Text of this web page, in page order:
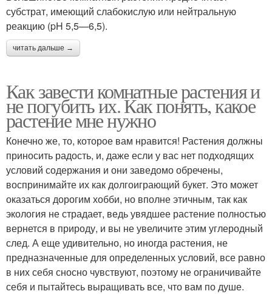
субстрат, имеющий слабокислую или нейтральную
реакцию (pH 5,5—6,5).
читать дальше →
Как завести комнатные растения и
не погубить их. Как понять, какое
растение мне нужно
Конечно же, то, которое вам нравится! Растения должны
приносить радость, и, даже если у вас нет подходящих
условий содержания и они заведомо обречены,
воспринимайте их как долгоиграющий букет. Это может
оказаться дорогим хобби, но вполне этичным, так как
экология не страдает, ведь увядшее растение полностью
вернется в природу, и вы не увеличите этим углеродный
след. А еще удивительно, но иногда растения, не
предназначенные для определенных условий, все равно
в них себя сносно чувствуют, поэтому не ограничивайте
себя и пытайтесь выращивать все, что вам по душе.